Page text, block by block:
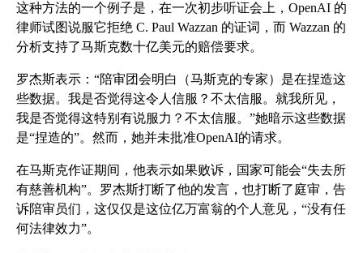
这种方法的一个例子是，在一次初步听证会上，OpenAI 的
律师试图说服它拒绝 C. Paul Wazzan 的证词，而 Wazzan 的
分析支持了马斯克数十亿美元的赔偿要求。
罗杰斯表示：“陪审团会明白（马斯克的专家）是在捏造这
些数据。我是否觉得这令人信服？不太信服。就我所见，
我是否觉得这特别有说服力？不太信服。”她暗示这些数据
是“捏造的”。然而，她并未批准OpenAI的请求。
在马斯克作证期间，他表示如果败诉，国家可能会“失去所
有慈善机构”。罗杰斯打断了他的发言，也打断了庭审，告
诉陪审员们，这仅仅是这位亿万富翁的个人意见，“没有任
何法律效力”。